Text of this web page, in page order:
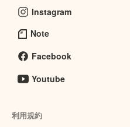
Instagram
Note
Facebook
Youtube
利用規約